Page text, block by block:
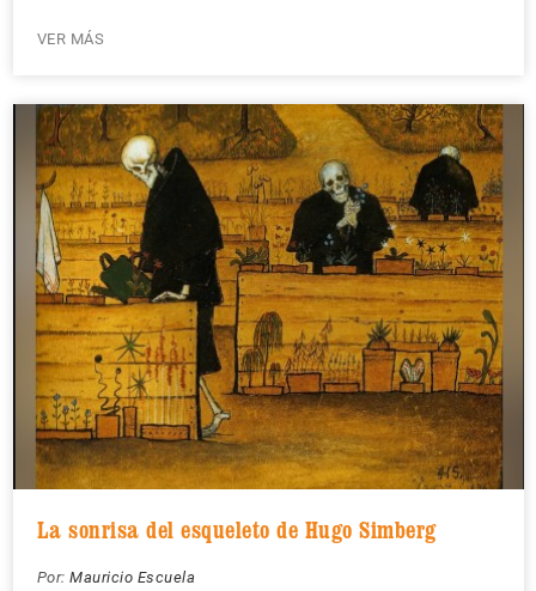
VER MÁS
La sonrisa del esqueleto de Hugo Simberg
Por: Mauricio Escuela